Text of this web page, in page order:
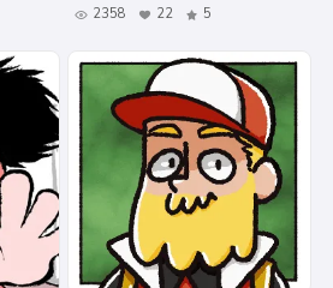
2358
22 5